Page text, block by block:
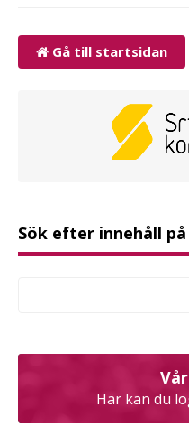
Gå till startsidan
Sök efter innehåll på
Här kan du